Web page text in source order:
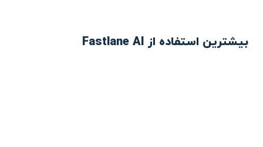
بیشترین استفاده از Fastlane AI